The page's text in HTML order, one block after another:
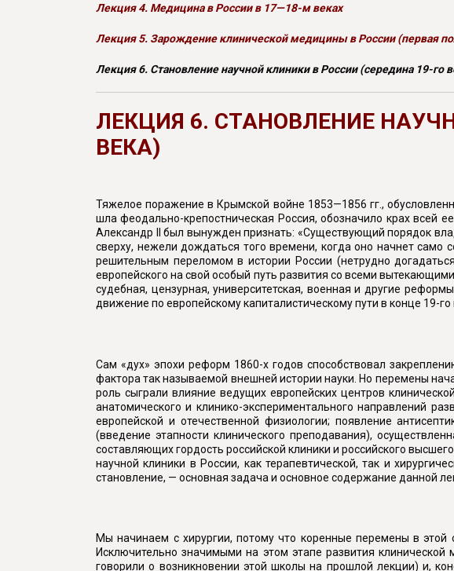
Лекция 4. Медицина в России в 17—18-м веках
Лекция 5. Зарождение клинической медицины в России (первая
Лекция 6. Становление научной клиники в России (середина 19-го
ЛЕКЦИЯ 6. СТАНОВЛЕНИЕ
ВЕКА)
Тяжелое поражение в Крымской войне 1853—1856 гг.,
шла феодально-крепостническая Россия, обозначило крах всей
Александр II был вынужден признать: «Существующий порядок
сверху, нежели дождаться того времени, когда оно начнет само
решительным переломом в истории России (нетрудно
европейского на свой особый путь развития со всеми
судебная, цензурная, университетская, военная и другие
движение по европейскому капиталистическому пути в конце 19-го
Сам «дух» эпохи реформ 1860-х годов способствовал
фактора так называемой внешней истории науки. Но перемены
роль сыграли влияние ведущих европейских центров
анатомического и клинико-экспериментального направлений
европейской и отечественной физиологии; появление
(введение этапности клинического преподавания),
составляющих гордость российской клиники и российского
научной клиники в России, как терапевтической, так и
становление, — основная задача и основное содержание данной
Мы начинаем с хирургии, потому что коренные перемены в
Исключительно значимыми на этом этапе развития
говорили о возникновении этой школы на прошлой лекции) и,